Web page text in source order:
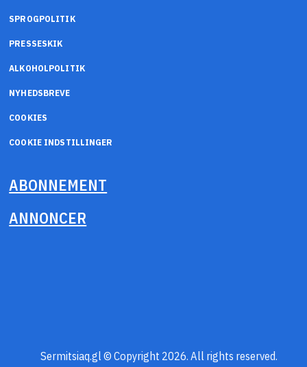
SPROGPOLITIK
PRESSESKIK
ALKOHOLPOLITIK
NYHEDSBREVE
COOKIES
COOKIE INDSTILLINGER
ABONNEMENT
ANNONCER
Sermitsiaq.gl © Copyright 2026. All rights reserved.